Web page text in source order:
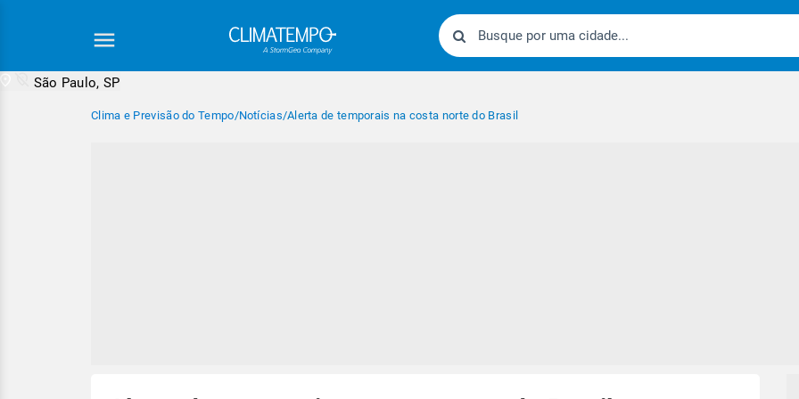
São Paulo, SP
Clima e Previsão do Tempo/Notícias/Alerta de temporais na costa norte do Brasil